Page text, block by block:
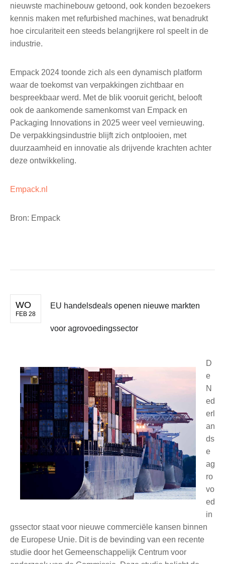
nieuwste machinebouw getoond, ook konden bezoekers
kennis maken met refurbished machines, wat benadrukt
hoe circulariteit een steeds belangrijkere rol speelt in de
industrie.
Empack 2024 toonde zich als een dynamisch platform
waar de toekomst van verpakkingen zichtbaar en
bespreekbaar werd. Met de blik vooruit gericht, belooft
ook de aankomende samenkomst van Empack en
Packaging Innovations in 2025 weer veel vernieuwing.
De verpakkingsindustrie blijft zich ontplooien, met
duurzaamheid en innovatie als drijvende krachten achter
deze ontwikkeling.
Empack.nl
Bron: Empack
WO
FEB 28
EU handels­deals openen nieuwe markten
voor agrovoe­dings­sector
D
e
N
ed
erl
an
ds
e
ag
ro
vo
ed
in
gssector staat voor nieuwe commerciële kansen binnen
de Europese Unie. Dit is de bevinding van een recente
studie door het Gemeenschappelijk Centrum voor